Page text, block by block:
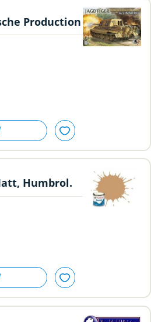
Production
1/35,
Humbrol.